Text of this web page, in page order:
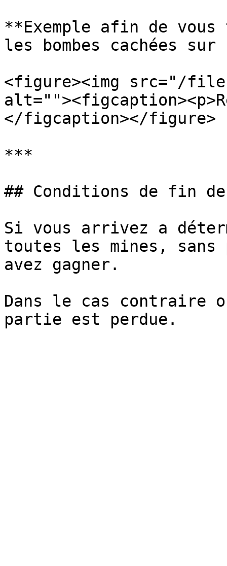
**Exemple afin de
les bombes cachées
<figure><img src="/
</figcaption></figure>
***
## Conditions de fin
Si vous arrivez a
toutes les mines,
avez gagner.
Dans le cas contraire